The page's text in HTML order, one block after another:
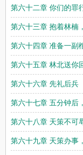
第六十二章 你们的罪
第六十三章 抱着林楠
第六十四章 准备一副
第六十五章 林北送你
第六十六章 先礼后兵
第六十七章 五分钟后
第六十八章 天策不可
第六十九章 天策办事